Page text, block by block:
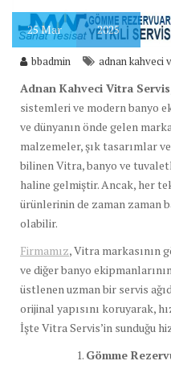
25Mar 2025
bbadmin adnan kahveci
Adnan Kahveci Vitra Servis
sistemleri ve modern banyo
ve dünyanın önde gelen
malzemeler, şık tasarımlar
bilinen Vitra, banyo ve
haline gelmiştir. Ancak, her
ürünlerinin de zaman zaman
olabilir.
Firmamız, Vitra markasının
ve diğer banyo
üstlenen uzman bir servis
orijinal yapısını koruyarak,
İşte Vitra Servis’in sunduğu
Gömme